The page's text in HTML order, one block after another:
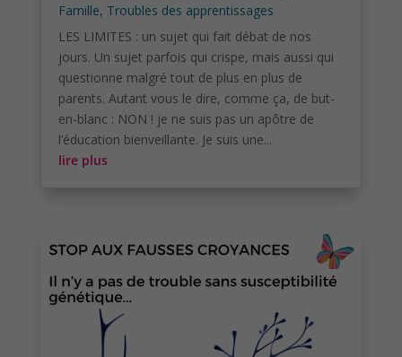
Famille, Troubles des apprentissages
LES LIMITES : un sujet qui fait débat de nos
jours. Un sujet parfois qui crispe, mais aussi qui
questionne malgré tout de plus en plus de
parents. Autant vous le dire, comme ça, de but-
en-blanc : NON ! je ne suis pas un apôtre de
l’éducation bienveillante. Je suis une...
lire plus